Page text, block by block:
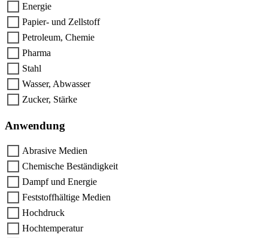
Energie
Papier- und Zellstoff
Petroleum, Chemie
Pharma
Stahl
Wasser, Abwasser
Zucker, Stärke
Anwendung
Abrasive Medien
Chemische Beständigkeit
Dampf und Energie
Feststoffhältige Medien
Hochdruck
Hochtemperatur